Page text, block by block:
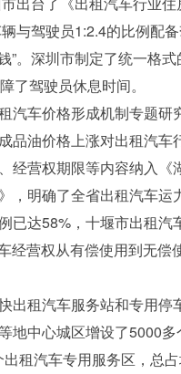
与驾驶员1:2.4的比例配
”。深圳市制定了统一格
驾驶员休息时间。
汽车价格形成机制专题研
品油价格上涨对出租汽车
经营权期限等内容纳入《
，明确了全省出租汽车运
已达58%，十堰市出租汽
经营权从有偿使用到无偿
出租汽车服务站和专用停
地中心城区增设了5000
租汽车专用服务区，总